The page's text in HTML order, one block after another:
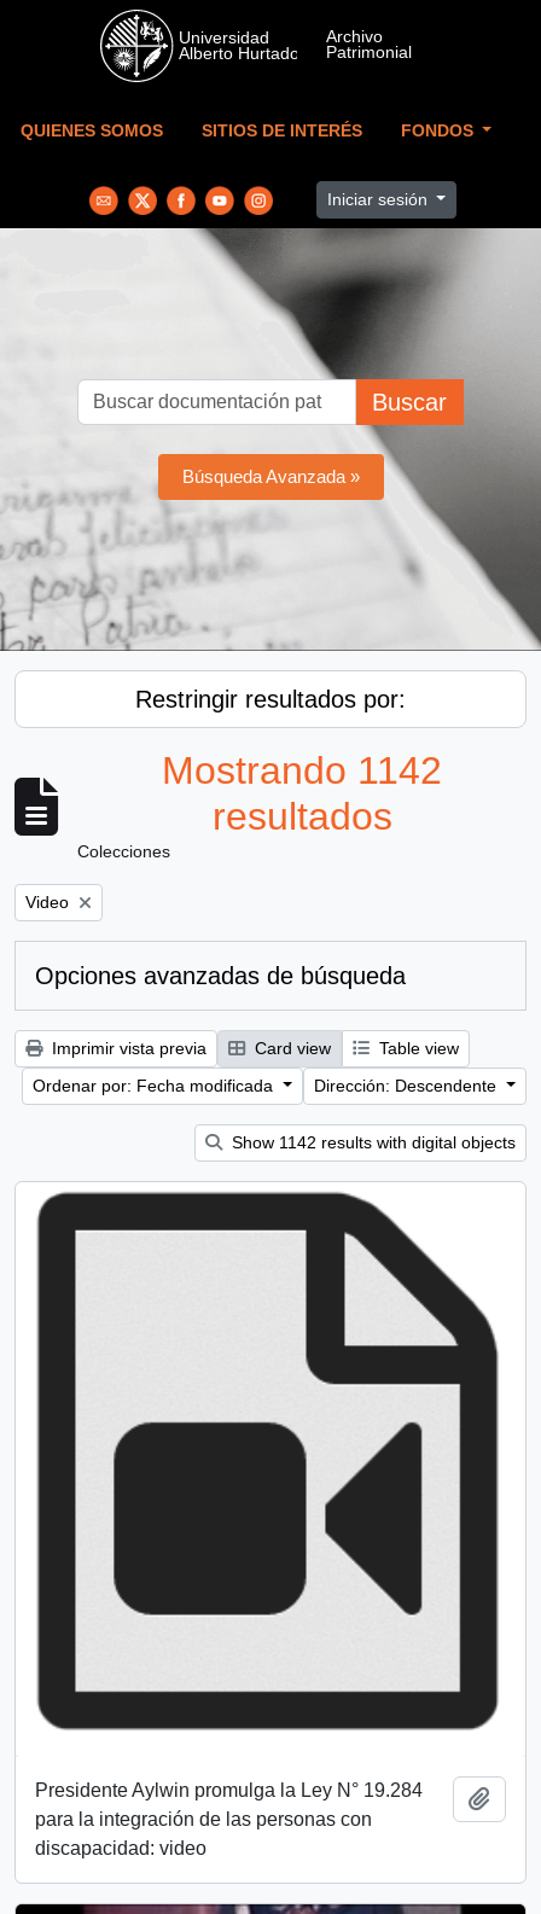
Skip to main content
QUIENES SOMOS SITIOS DE INTERÉS FONDOS
Iniciar sesión
Buscar
Búsqueda Avanzada »
Restringir resultados por:
Mostrando 1142
resultados
Colecciones
Remove filter:
Video
Opciones avanzadas de búsqueda
Imprimir vista previa Card view
Table view
Ordenar por: Fecha modificada
Dirección: Descendente
Show 1142 results with digital objects
Presidente Aylwin promulga la Ley N° 19.284
para la integración de las personas con
discapacidad: video